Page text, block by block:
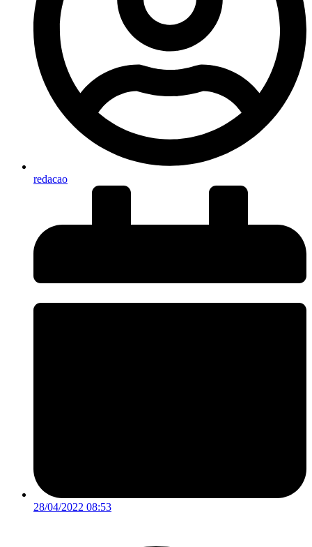
redacao
28/04/2022 08:53